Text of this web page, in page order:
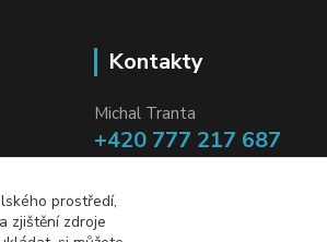
Kontakty
Michal Tranta
+420 777 217 687
prostředí,
zjištění zdroje